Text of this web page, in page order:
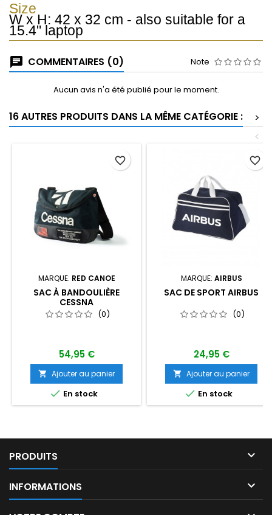
Size
W x H: 42 x 32 cm - also suitable for a
15.4" laptop
COMMENTAIRES (0) Note
Aucun avis n'a été publié pour le moment.
16 AUTRES PRODUITS DANS LA MÊME CATÉGORIE :
>
<
MARQUE: RED CANOE
SAC À BANDOULIÈRE
CESSNA
(0)
54,95 €
 Ajouter au panier
 En stock
favorite_border
MARQUE: AIRBUS
SAC DE SPORT AIRBUS
(0)
24,95 €
 Ajouter au panier
 En stock
favorite_border
PRODUITS 
INFORMATIONS 